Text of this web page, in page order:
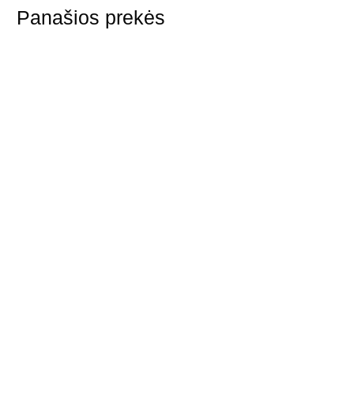
Panašios prekės